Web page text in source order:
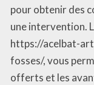
pour obtenir des
une intervention.
https://acelbat-
fosses/, vous
offerts et les